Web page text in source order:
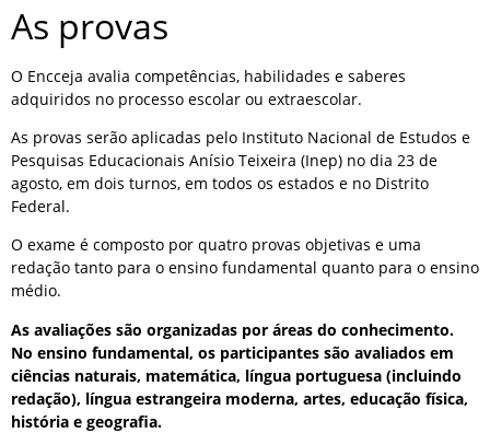
As provas
O Encceja avalia competências, habilidades e saberes
adquiridos no processo escolar ou extraescolar.
As provas serão aplicadas pelo Instituto Nacional de Estudos e
Pesquisas Educacionais Anísio Teixeira (Inep) no dia 23 de
agosto, em dois turnos, em todos os estados e no Distrito
Federal.
O exame é composto por quatro provas objetivas e uma
redação tanto para o ensino fundamental quanto para o ensino
médio.
As avaliações são organizadas por áreas do conhecimento.
No ensino fundamental, os participantes são avaliados em
ciências naturais, matemática, língua portuguesa (incluindo
redação), língua estrangeira moderna, artes, educação física,
história e geografia.